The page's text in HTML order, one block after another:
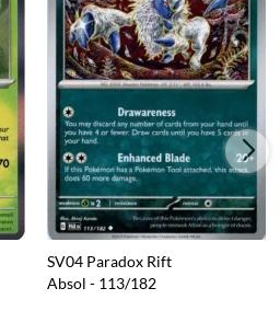
SV04 Paradox Rift
Absol - 113/182